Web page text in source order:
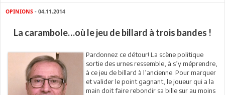
OPINIONS - 04.11.2014
La carambole…où le jeu de billard à trois bandes !
Pardonnez ce détour! La scène politique
sortie des urnes ressemble, à s’y méprendre,
à ce jeu de billard à l’ancienne. Pour marquer
et valider le point gagnant, le joueur qui a la
main doit faire rebondir sa bille sur au moins